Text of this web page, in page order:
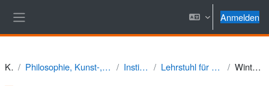
Anmelden
Kurse Philosophie, Kunst-, Geschichts- und Gesellschaftswissenschaften Institut für Geschichte Lehrstuhl für Neuere Geschichte (Prof. Rudolph) Wintersemester 2013/14